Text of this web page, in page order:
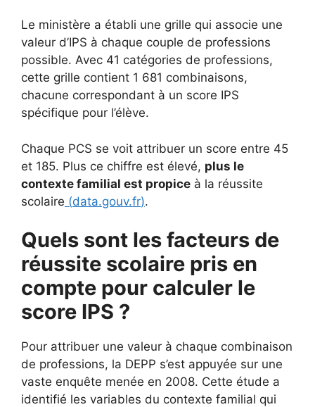
Le ministère a établi une grille qui associe une
valeur d’IPS à chaque couple de professions
possible. Avec 41 catégories de professions,
cette grille contient 1 681 combinaisons,
chacune correspondant à un score IPS
spécifique pour l’élève.
Chaque PCS se voit attribuer un score entre 45
et 185. Plus ce chiffre est élevé, plus le
contexte familial est propice à la réussite
scolaire (data.gouv.fr).
Quels sont les facteurs de
réussite scolaire pris en
compte pour calculer le
score IPS ?
Pour attribuer une valeur à chaque combinaison
de professions, la DEPP s’est appuyée sur une
vaste enquête menée en 2008. Cette étude a
identifié les variables du contexte familial qui